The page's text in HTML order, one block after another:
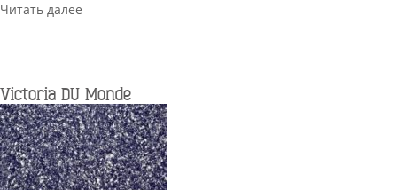
Читать далее
Victoria DU Monde